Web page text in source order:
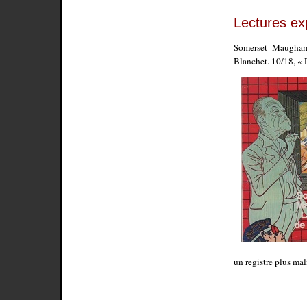
Lectures
Somerset
Blanchet. 10/18, «
un registre plus